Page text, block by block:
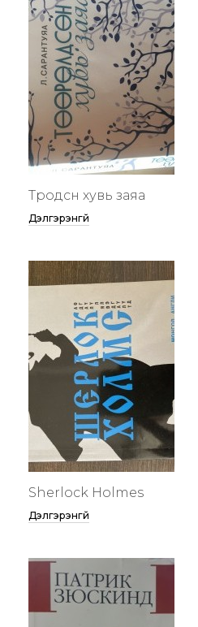
Төөрөодсөн хувь заяа
Дэлгэрэнгүй
Sherlock Holmes
Дэлгэрэнгүй